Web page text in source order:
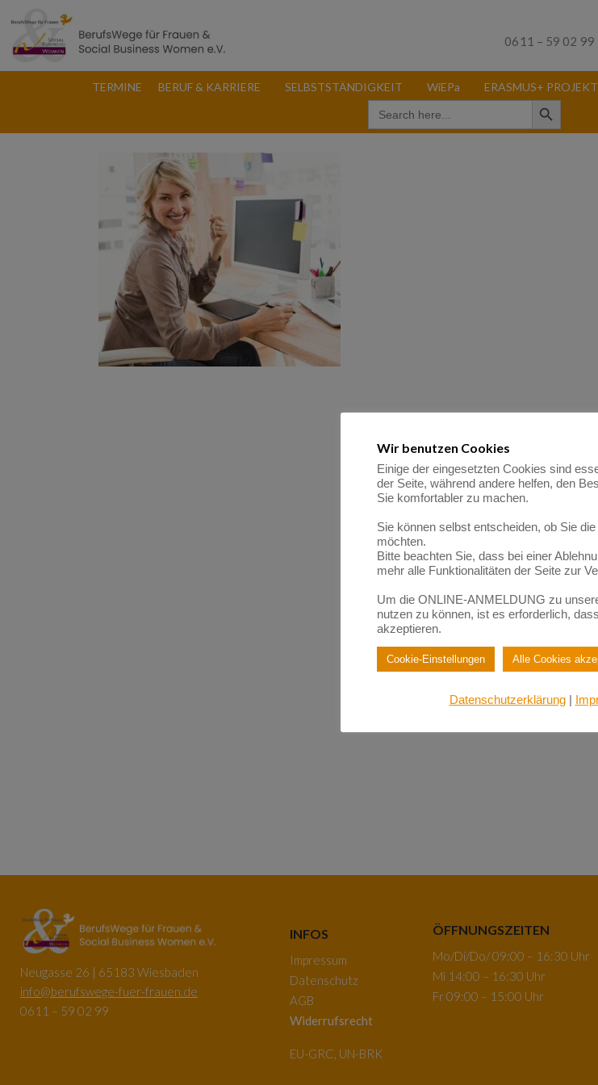
0611 – 59 02 99
TERMINE BERUF & KARRIERE SELBSTSTÄNDIGKEIT WiEPa ERASMUS+
Search
for:
Search Button
Neugasse 26 | 65183 Wiesbaden
info@berufswege-fuer-frauen.de
0611 – 59 02 99
INFOS
Impressum
Datenschutz
AGB
Widerrufsrecht
EU-GRC, UN-BRK
ÖFFNUNGSZEITEN
Mo/Di/Do/ 09:00 – 16:30 Uhr
Mi 14:00 – 16:30 Uhr
Fr 09:00 – 15:00 Uhr
Wir benutzen Cookies
Einige der eingesetzten Cookies sind
der Seite, während andere helfen, den
Sie komfortabler zu machen.
Sie können selbst entscheiden, ob Sie
möchten.
Bitte beachten Sie, dass bei einer
mehr alle Funktionalitäten der Seite zur
Um die ONLINE-ANMELDUNG zu
nutzen zu können, ist es erforderlich,
akzeptieren.
Cookie-Einstellungen Alle Cookies
Datenschutzerklärung|